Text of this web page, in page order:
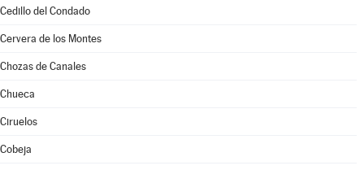
Cedillo del Condado
Cervera de los Montes
Chozas de Canales
Chueca
Ciruelos
Cobeja